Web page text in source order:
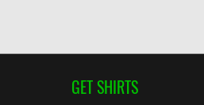
GET SHIRTS